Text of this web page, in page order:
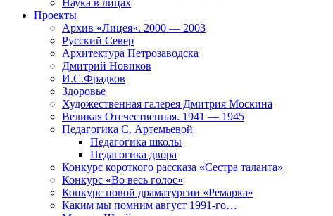
Проекты
Архив «Лицея». 2000 — 2003
Русский Север
Архитектура Петрозаводска
Дмитрий Новиков
И.С.Фрадков
Здоровье
Художественная галерея Дмитрия Москина
Великая Отечественная. 1941 — 1945
Педагогика С. Артемьевой
Педагогика школы
Педагогика двора
Конкурс короткого рассказа «Сестра таланта»
Конкурс «Во весь голос»
Конкурс новой драматургии «Ремарка»
Каким мы помним август 1991-го…